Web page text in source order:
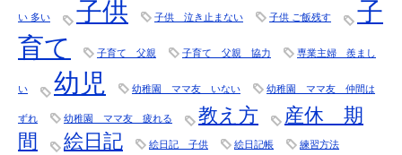
い 多い 子供 子供 泣き止まない 子供 ご飯残す
子
育て
子育て 父親 子育て 父親 協力 専業主婦 羨まし
い 幼児 幼稚園 ママ友 いない 幼稚園 ママ友 仲間は
ずれ 幼稚園 ママ友 疲れる 教え方
産休 期
間
絵日記 絵日記 子供 絵日記帳 練習方法